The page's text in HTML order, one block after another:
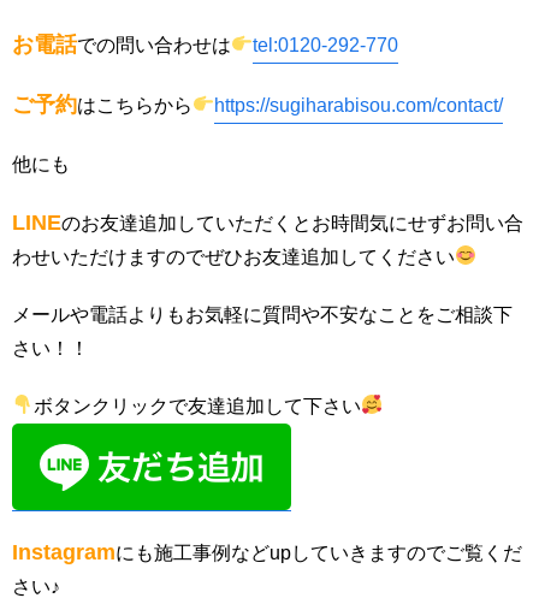
お電話での問い合わせは tel:0120-292-770
ご予約はこちらから https://sugiharabisou.com/contact/
他にも
LINEのお友達追加していただくとお時間気にせずお問い合
わせいただけますのでぜひお友達追加してください
メールや電話よりもお気軽に質問や不安なことをご相談下
さい！！
ボタンクリックで友達追加して下さい
Instagramにも施工事例などupしていきますのでご覧くだ
さい♪